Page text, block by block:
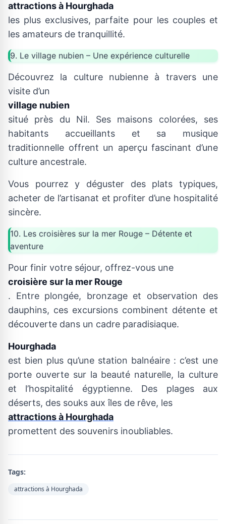
attractions à Hourghada
les plus exclusives, parfaite pour les couples et
les amateurs de tranquillité.
9. Le village nubien – Une expérience culturelle
Découvrez la culture nubienne à travers une
visite d’un
village nubien
situé près du Nil. Ses maisons colorées, ses
habitants accueillants et sa musique
traditionnelle offrent un aperçu fascinant d’une
culture ancestrale.
Vous pourrez y déguster des plats typiques,
acheter de l’artisanat et profiter d’une hospitalité
sincère.
10. Les croisières sur la mer Rouge – Détente et
aventure
Pour finir votre séjour, offrez-vous une
croisière sur la mer Rouge
. Entre plongée, bronzage et observation des
dauphins, ces excursions combinent détente et
découverte dans un cadre paradisiaque.
Hourghada
est bien plus qu’une station balnéaire : c’est une
porte ouverte sur la beauté naturelle, la culture
et l’hospitalité égyptienne. Des plages aux
déserts, des souks aux îles de rêve, les
attractions à Hourghada
promettent des souvenirs inoubliables.
Tags:
attractions à Hourghada